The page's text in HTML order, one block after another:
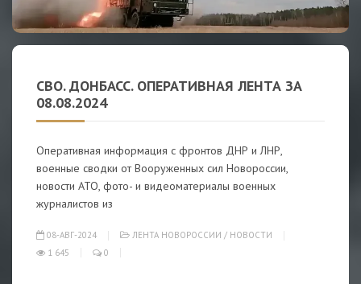
СВО. ДОНБАСС. ОПЕРАТИВНАЯ ЛЕНТА ЗА
08.08.2024
Оперативная информация с фронтов ДНР и ЛНР,
военные сводки от Вооруженных сил Новороссии,
новости АТО, фото- и видеоматериалы военных
журналистов из
08-АВГ-2024 ЛЕНТА НОВОРОССИИ / НОВОСТИ
1 645
0